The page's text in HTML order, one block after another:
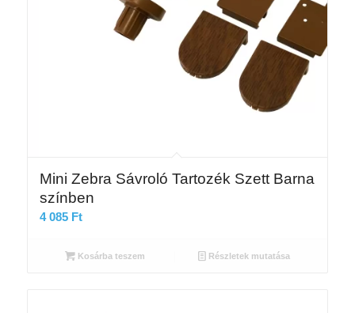
Mini Zebra Sávroló Tartozék Szett Barna
színben
4 085 Ft
Kosárba teszem Részletek mutatása